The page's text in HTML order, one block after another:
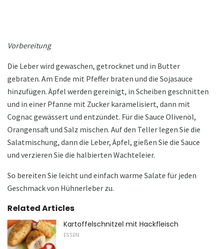
Vorbereitung
Die Leber wird gewaschen, getrocknet und in Butter
gebraten. Am Ende mit Pfeffer braten und die Sojasauce
hinzufügen. Äpfel werden gereinigt, in Scheiben geschnitten
und in einer Pfanne mit Zucker karamelisiert, dann mit
Cognac gewässert und entzündet. Für die Sauce Olivenöl,
Orangensaft und Salz mischen. Auf den Teller legen Sie die
Salatmischung, dann die Leber, Äpfel, gießen Sie die Sauce
und verzieren Sie die halbierten Wachteleier.
So bereiten Sie leicht und einfach warme Salate für jeden
Geschmack von Hühnerleber zu.
Related Articles
Kartoffelschnitzel mit Hackfleisch
ESSEN